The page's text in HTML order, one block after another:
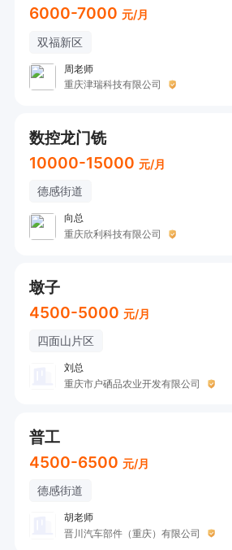
6000-7000 元/月
双福新区
周老师
重庆津瑞科技有限公司
数控龙门铣
10000-15000 元/月
德感街道
向总
重庆欣利科技有限公司
墩子
4500-5000 元/月
四面山片区
刘总
重庆市户硒品农业开发有限公司
普工
4500-6500 元/月
德感街道
胡老师
晋川汽车部件（重庆）有限公司